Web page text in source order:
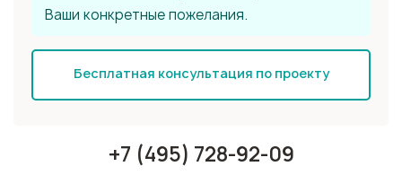
Ваши конкретные пожелания.
Бесплатная консультация по проекту
+7 (495) 728-92-09